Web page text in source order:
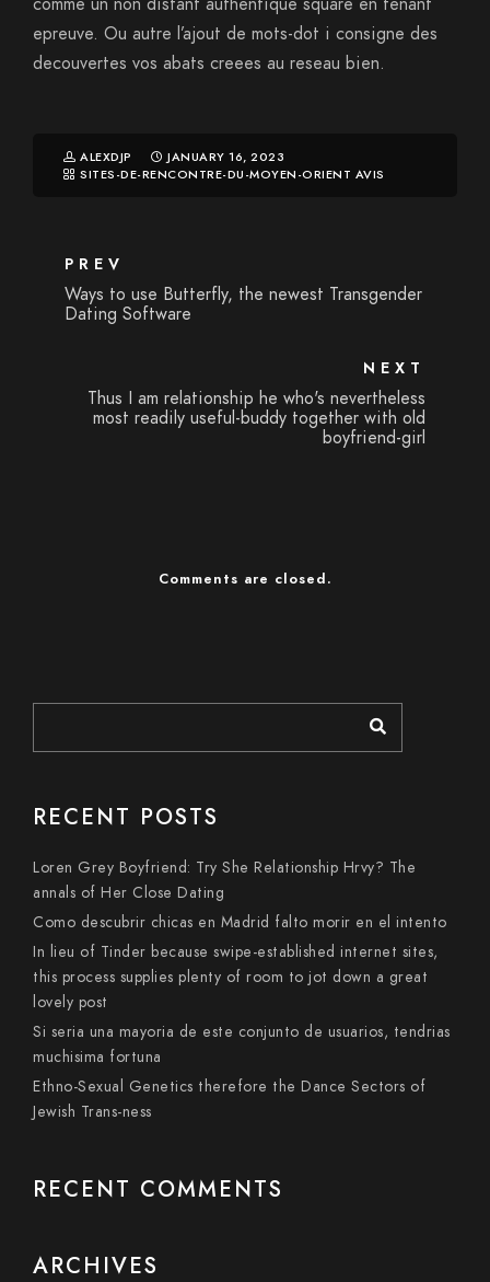
epreuve. Ou autre l’ajout de mots-dot i consigne des
decouvertes vos abats creees au reseau bien.
ALEXDJP
JANUARY 16, 2023
SITES-DE-RENCONTRE-DU-MOYEN-ORIENT AVIS
PREV
Ways to use Butterfly, the newest Transgender
Dating Software
NEXT
Thus I am relationship he who's nevertheless
most readily useful-buddy together with old
boyfriend-girl
Comments are closed.
RECENT POSTS
Loren Grey Boyfriend: Try She Relationship Hrvy? The
annals of Her Close Dating
Como descubrir chicas en Madrid falto morir en el intento
In lieu of Tinder because swipe-established internet sites,
this process supplies plenty of room to jot down a great
lovely post
Si seri­a una mayoria de este conjunto de usuarios, tendri­as
muchisima fortuna
Ethno-Sexual Genetics therefore the Dance Sectors of
Jewish Trans-ness
RECENT COMMENTS
ARCHIVES